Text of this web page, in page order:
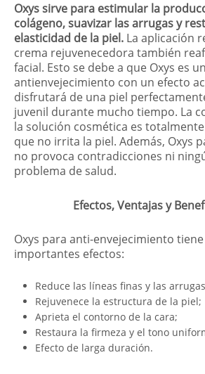
Oxys sirve para estimular la
colágeno, suavizar las arrugas y
elasticidad de la piel. La aplicación
crema rejuvenecedora también
facial. Esto se debe a que Oxys es
antienvejecimiento con un efecto
disfrutará de una piel
juvenil durante mucho tiempo. La
la solución cosmética es
que no irrita la piel. Además, Oxys
no provoca contradicciones ni
problema de salud.
Efectos, Ventajas y
Oxys para anti-envejecimiento
importantes efectos:
Reduce las líneas finas y las
Rejuvenece la estructura de la piel;
Aprieta el contorno de la cara;
Restaura la firmeza y el tono
Efecto de larga duración.